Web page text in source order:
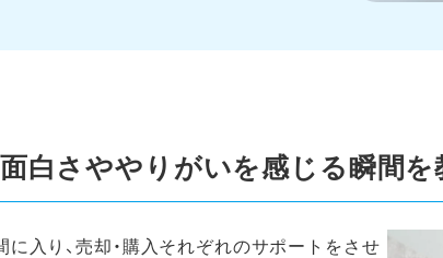
白さややりがいを感じる瞬間を
入り、売却・購入それぞれのサポートをさせ